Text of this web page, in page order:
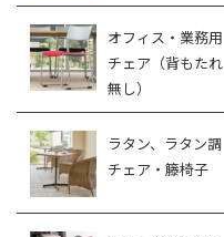
オフィス・業務用
チェア（背もたれ
無し）
ラタン、ラタン調
チェア・籐椅子